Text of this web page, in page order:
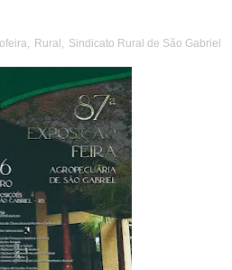
, Rural , Sindicato Rural de São Gabriel